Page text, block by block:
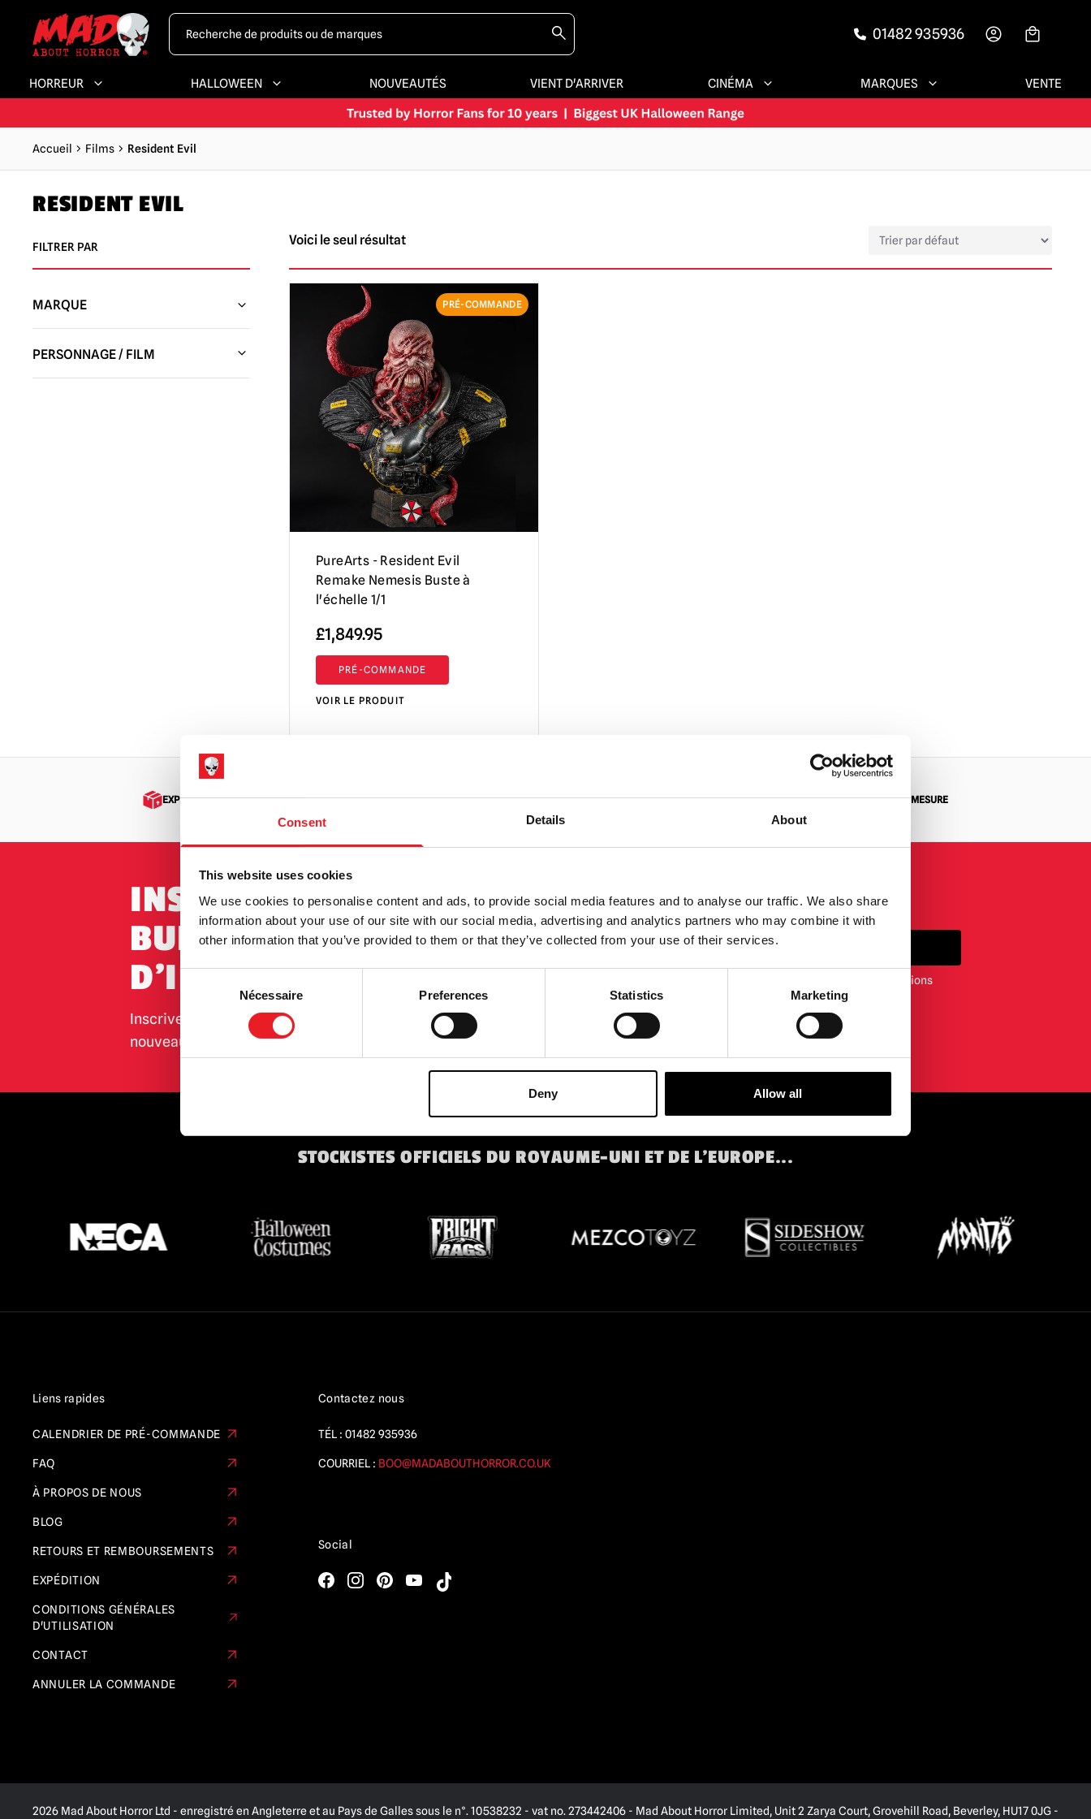
Consent Details About
This website uses cookies
We use cookies to personalise content and ads, to provide social media features and to analyse our traffic. We also share
information about your use of our site with our social media, advertising and analytics partners who may combine it with
other information that you’ve provided to them or that they’ve collected from your use of their services.
Nécessaire Preferences Statistics Marketing
Deny Allow all
01482 935936
HORREUR HALLOWEEN NOUVEAUTÉS VIENT D'ARRIVER CINÉMA MARQUES VENTE
Accueil Films Resident Evil
RESIDENT EVIL
FILTRER PAR
MARQUE
PERSONNAGE / FILM
Voici le seul résultat
PRÉ-COMMANDE
PureArts - Resident Evil
Remake Nemesis Buste à
l'échelle 1/1
£1,849.95
PRÉ-COMMANDE
VOIR LE PRODUIT
EXPÉDITION DANS LE MONDE ENTIER LA PLUS GRANDE GAMME DU ROYAUME-UNI ÉCHANGE OU RETOUR DEMANDES SUR MESURE
INSCRIPTION AU
BULLETIN
D'INFORMATION
Inscrivez-vous pour recevoir les dernières informations sur les
nouveaux produits, les événements et plus encore.
S'INSCRIRE
En vous abonnant à notre newsletter, vous acceptez nos conditions
d'utilisation.politique de confidentialité .
STOCKISTES OFFICIELS DU ROYAUME-UNI ET DE L'EUROPE...
Liens rapides
CALENDRIER DE PRÉ-COMMANDE
FAQ
À PROPOS DE NOUS
BLOG
RETOURS ET REMBOURSEMENTS
EXPÉDITION
CONDITIONS GÉNÉRALES
D'UTILISATION
CONTACT
ANNULER LA COMMANDE
Contactez nous
TÉL : 01482 935936
COURRIEL : BOO@MADABOUTHORROR.CO.UK
Social
2026 Mad About Horror Ltd - enregistré en Angleterre et au Pays de Galles sous le n°. 10538232 - vat no. 273442406 - Mad About Horror Limited, Unit 2 Zarya Court, Grovehill Road, Beverley, HU17 0JG -